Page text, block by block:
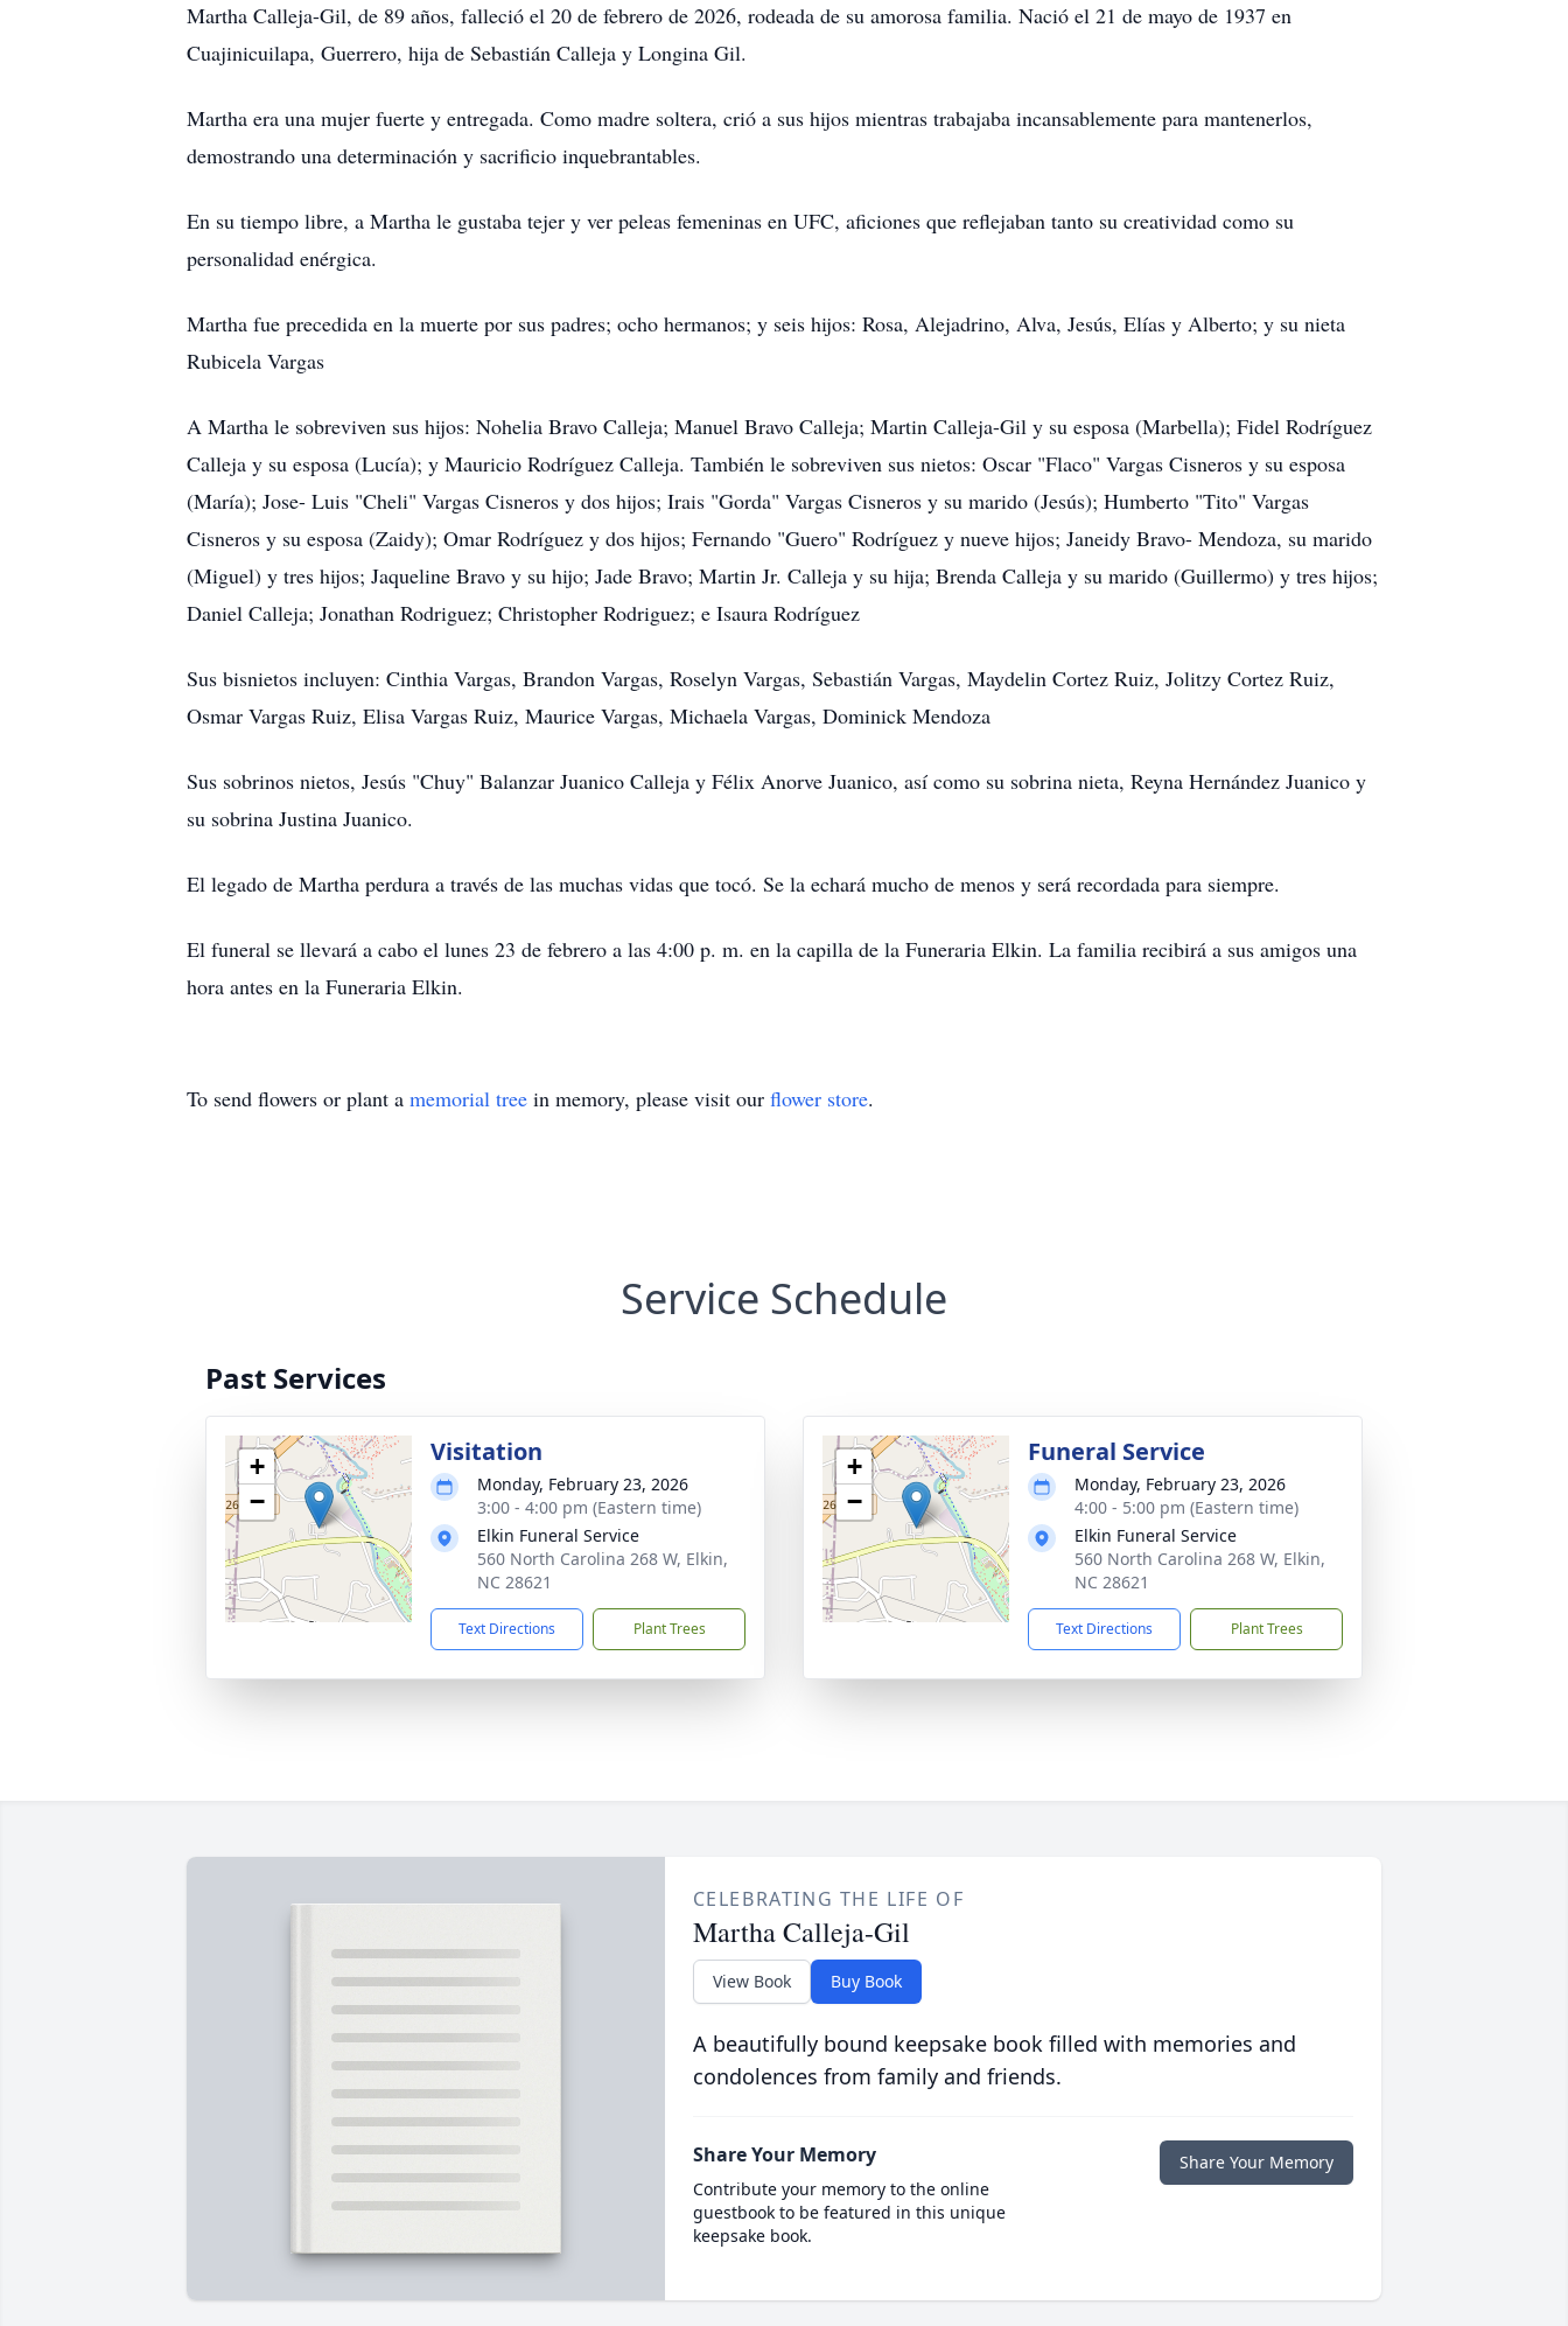
Martha Calleja-Gil, de 89 años, falleció el 20 de febrero de 2026, rodeada de su amorosa familia. Nació el 21 de mayo de 1937 en
Cuajinicuilapa, Guerrero, hija de Sebastián Calleja y Longina Gil.
Martha era una mujer fuerte y entregada. Como madre soltera, crió a sus hijos mientras trabajaba incansablemente para mantenerlos,
demostrando una determinación y sacrificio inquebrantables.
En su tiempo libre, a Martha le gustaba tejer y ver peleas femeninas en UFC, aficiones que reflejaban tanto su creatividad como su
personalidad enérgica.
Martha fue precedida en la muerte por sus padres; ocho hermanos; y seis hijos: Rosa, Alejadrino, Alva, Jesús, Elías y Alberto; y su nieta
Rubicela Vargas
A Martha le sobreviven sus hijos: Nohelia Bravo Calleja; Manuel Bravo Calleja; Martin Calleja-Gil y su esposa (Marbella); Fidel Rodríguez
Calleja y su esposa (Lucía); y Mauricio Rodríguez Calleja. También le sobreviven sus nietos: Oscar "Flaco" Vargas Cisneros y su esposa
(María); Jose- Luis "Cheli" Vargas Cisneros y dos hijos; Irais "Gorda" Vargas Cisneros y su marido (Jesús); Humberto "Tito" Vargas
Cisneros y su esposa (Zaidy); Omar Rodríguez y dos hijos; Fernando "Guero" Rodríguez y nueve hijos; Janeidy Bravo- Mendoza, su marido
(Miguel) y tres hijos; Jaqueline Bravo y su hijo; Jade Bravo; Martin Jr. Calleja y su hija; Brenda Calleja y su marido (Guillermo) y tres hijos;
Daniel Calleja; Jonathan Rodriguez; Christopher Rodriguez; e Isaura Rodríguez
Sus bisnietos incluyen: Cinthia Vargas, Brandon Vargas, Roselyn Vargas, Sebastián Vargas, Maydelin Cortez Ruiz, Jolitzy Cortez Ruiz,
Osmar Vargas Ruiz, Elisa Vargas Ruiz, Maurice Vargas, Michaela Vargas, Dominick Mendoza
Sus sobrinos nietos, Jesús "Chuy" Balanzar Juanico Calleja y Félix Anorve Juanico, así como su sobrina nieta, Reyna Hernández Juanico y
su sobrina Justina Juanico.
El legado de Martha perdura a través de las muchas vidas que tocó. Se la echará mucho de menos y será recordada para siempre.
El funeral se llevará a cabo el lunes 23 de febrero a las 4:00 p. m. en la capilla de la Funeraria Elkin. La familia recibirá a sus amigos una
hora antes en la Funeraria Elkin.
To send flowers or plant a memorial tree in memory, please visit our flower store.
Service Schedule
Past Services
+
−
Visitation
Monday, February 23, 2026
3:00 - 4:00 pm (Eastern time)
Elkin Funeral Service
560 North Carolina 268 W, Elkin,
NC 28621
Text Directions Plant Trees
+
−
Funeral Service
Monday, February 23, 2026
4:00 - 5:00 pm (Eastern time)
Elkin Funeral Service
560 North Carolina 268 W, Elkin,
NC 28621
Text Directions Plant Trees
CELEBRATING THE LIFE OF
Martha Calleja-Gil
View Book Buy Book
A beautifully bound keepsake book filled with memories and
condolences from family and friends.
Share Your Memory
Contribute your memory to the online
guestbook to be featured in this unique
keepsake book.
Share Your Memory